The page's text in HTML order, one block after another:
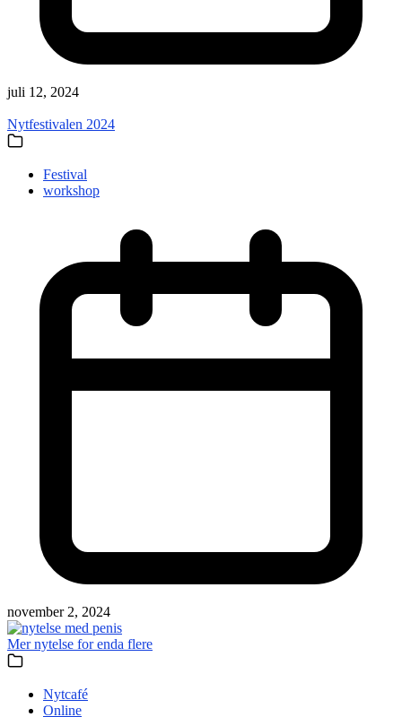
juli 12, 2024
Nytfestivalen 2024
Festival
workshop
november 2, 2024
Mer nytelse for enda flere
Nytcafé
Online